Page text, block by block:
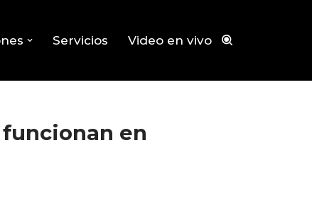
Servicios Video en vivo
en